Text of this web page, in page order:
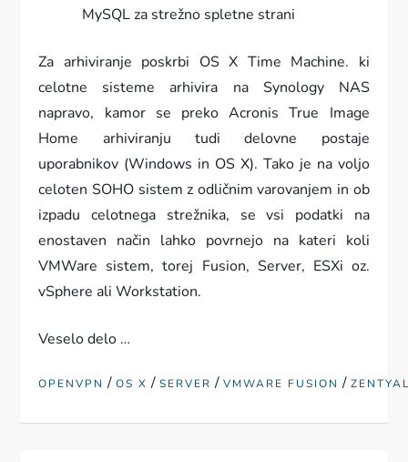
MySQL za strežno spletne strani
Za arhiviranje poskrbi OS X Time Machine. ki
celotne sisteme arhivira na Synology NAS
napravo, kamor se preko Acronis True Image
Home arhiviranju tudi delovne postaje
uporabnikov (Windows in OS X). Tako je na voljo
celoten SOHO sistem z odličnim varovanjem in ob
izpadu celotnega strežnika, se vsi podatki na
enostaven način lahko povrnejo na kateri koli
VMWare sistem, torej Fusion, Server, ESXi oz.
vSphere ali Workstation.
Veselo delo …
OPENVPN /OS X /SERVER /VMWARE FUSION /